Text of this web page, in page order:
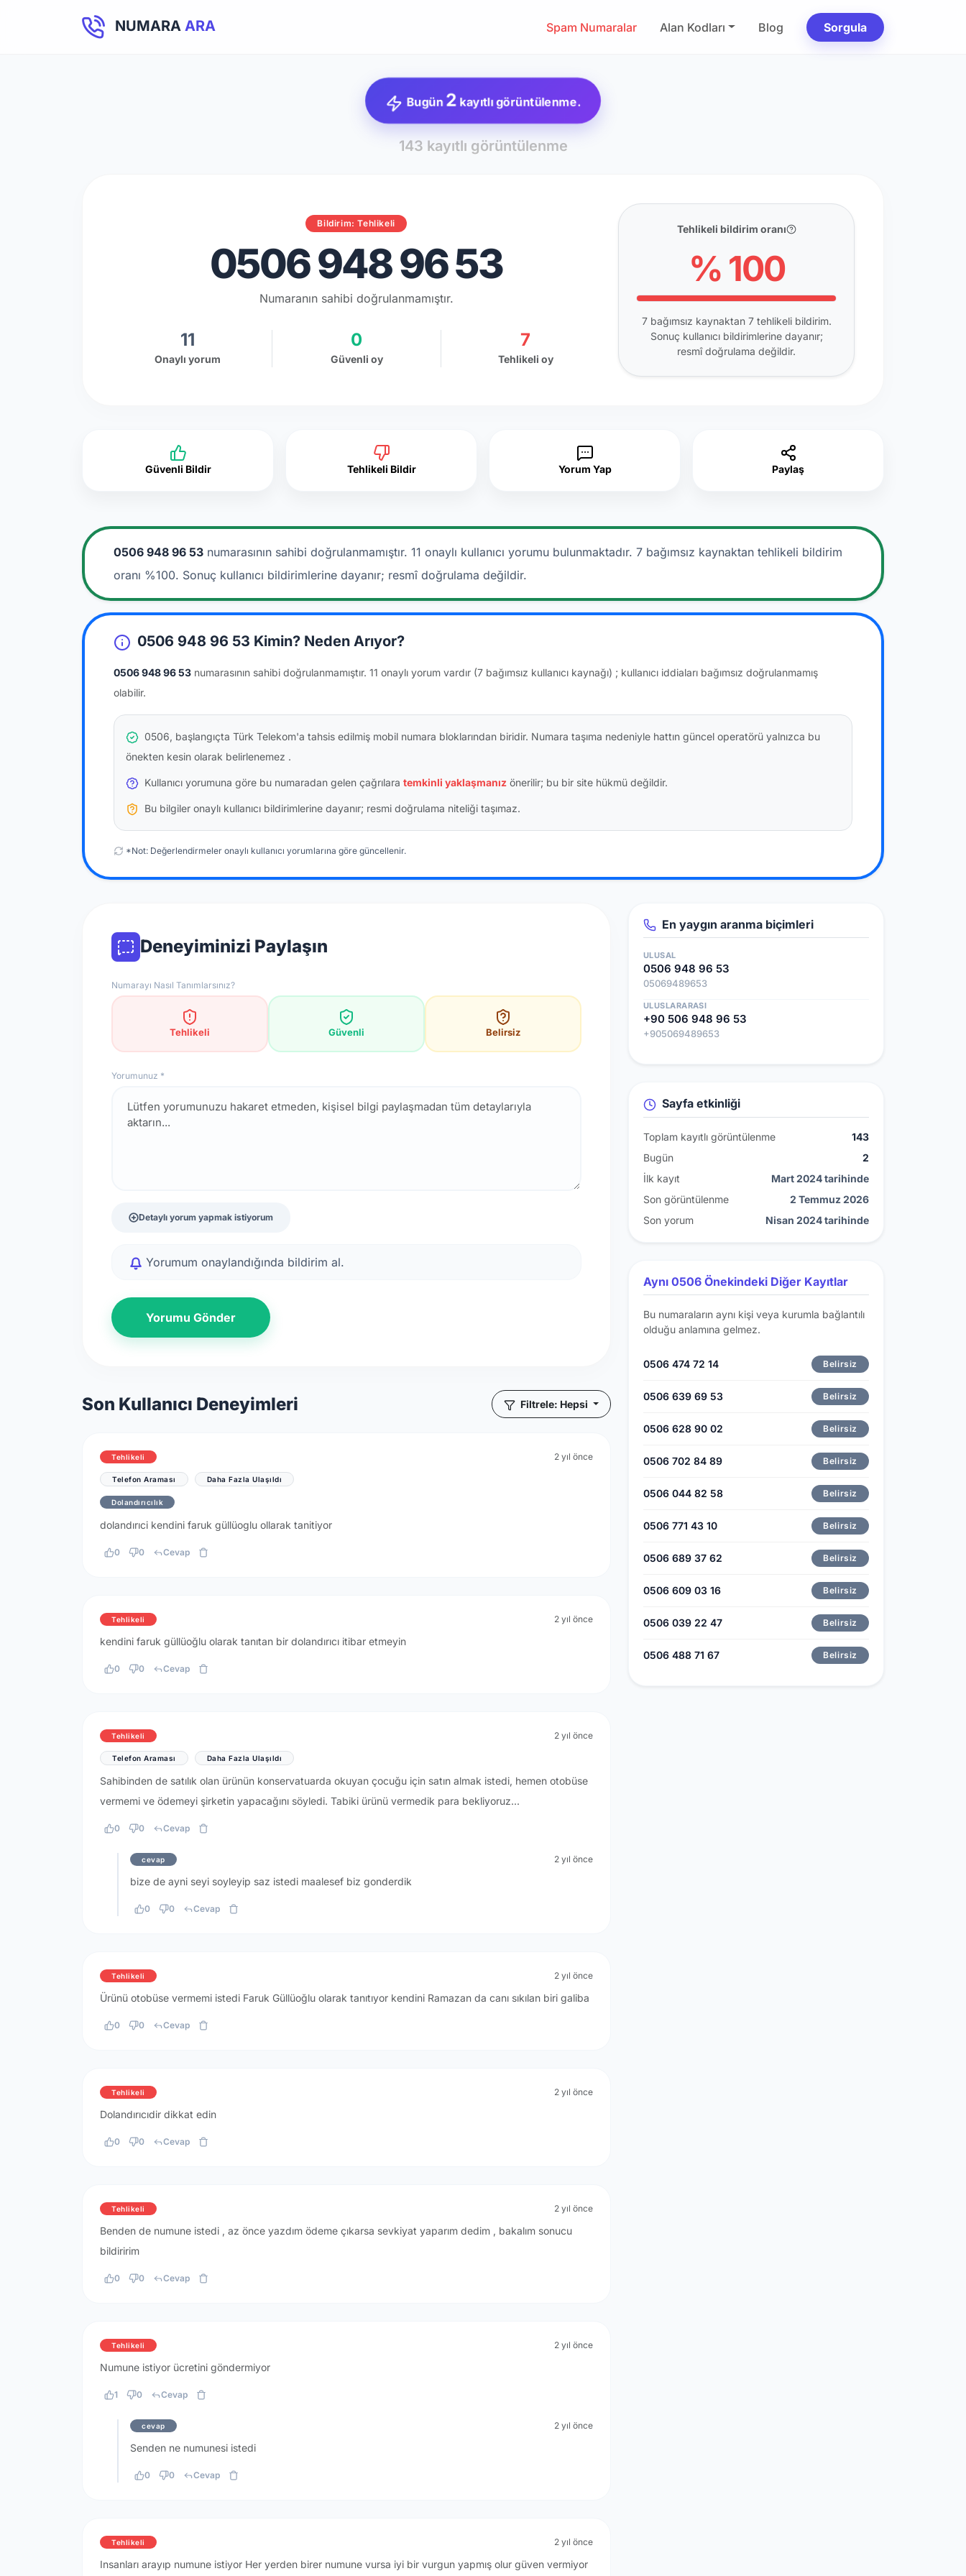
NUMARA ARA Spam Numaralar Alan Kodları Blog Sorgula
Bugün2kayıtlı görüntülenme.
143 kayıtlı görüntülenme
Bildirim: Tehlikeli
0506 948 96 53
Numaranın sahibi doğrulanmamıştır.
11
Onaylı yorum
0
Güvenli oy
7
Tehlikeli oy
Tehlikeli bildirim oranı
% 100
7 bağımsız kaynaktan 7 tehlikeli bildirim.
Sonuç kullanıcı bildirimlerine dayanır;
resmî doğrulama değildir.
Güvenli Bildir Tehlikeli Bildir Yorum Yap Paylaş
0506 948 96 53 numarasının sahibi doğrulanmamıştır. 11 onaylı kullanıcı yorumu bulunmaktadır. 7 bağımsız kaynaktan tehlikeli bildirim
oranı %100. Sonuç kullanıcı bildirimlerine dayanır; resmî doğrulama değildir.
0506 948 96 53 Kimin? Neden Arıyor?
0506 948 96 53 numarasının sahibi doğrulanmamıştır. 11 onaylı yorum vardır (7 bağımsız kullanıcı kaynağı) ; kullanıcı iddiaları bağımsız doğrulanmamış
olabilir.
0506, başlangıçta Türk Telekom'a tahsis edilmiş mobil numara bloklarından biridir. Numara taşıma nedeniyle hattın güncel operatörü yalnızca bu
önekten kesin olarak belirlenemez .
Kullanıcı yorumuna göre bu numaradan gelen çağrılara temkinli yaklaşmanız önerilir; bu bir site hükmü değildir.
Bu bilgiler onaylı kullanıcı bildirimlerine dayanır; resmi doğrulama niteliği taşımaz.
*Not: Değerlendirmeler onaylı kullanıcı yorumlarına göre güncellenir.
Deneyiminizi Paylaşın
Numarayı Nasıl Tanımlarsınız?
Tehlikeli Güvenli Belirsiz
Yorumunuz *
Detaylı yorum yapmak istiyorum
Yorumum onaylandığında bildirim al.
Yorumu Gönder
Son Kullanıcı Deneyimleri Filtrele: Hepsi
Tehlikeli 2 yıl önce
Telefon Araması Daha Fazla Ulaşıldı
Dolandırıcılık
dolandırıci kendini faruk güllüoglu ollarak tanitiyor
0 0 Cevap
Tehlikeli 2 yıl önce
kendini faruk güllüoğlu olarak tanıtan bir dolandırıcı itibar etmeyin
0 0 Cevap
Tehlikeli 2 yıl önce
Telefon Araması Daha Fazla Ulaşıldı
Sahibinden de satılık olan ürünün konservatuarda okuyan çocuğu için satın almak istedi, hemen otobüse
vermemi ve ödemeyi şirketin yapacağını söyledi. Tabiki ürünü vermedik para bekliyoruz...
0 0 Cevap
cevap 2 yıl önce
bize de ayni seyi soyleyip saz istedi maalesef biz gonderdik
0 0 Cevap
Tehlikeli 2 yıl önce
Ürünü otobüse vermemi istedi Faruk Güllüoğlu olarak tanıtıyor kendini Ramazan da canı sıkılan biri galiba
0 0 Cevap
Tehlikeli 2 yıl önce
Dolandırıcıdir dikkat edin
0 0 Cevap
Tehlikeli 2 yıl önce
Benden de numune istedi , az önce yazdım ödeme çıkarsa sevkiyat yaparım dedim , bakalım sonucu
bildiririm
0 0 Cevap
Tehlikeli 2 yıl önce
Numune istiyor ücretini göndermiyor
1 0 Cevap
cevap 2 yıl önce
Senden ne numunesi istedi
0 0 Cevap
Tehlikeli 2 yıl önce
Insanları arayıp numune istiyor Her yerden birer numune vursa iyi bir vurgun yapmış olur güven vermiyor
En yaygın aranma biçimleri
ULUSAL
0506 948 96 53
05069489653
ULUSLARARASI
+90 506 948 96 53
+905069489653
Sayfa etkinliği
Toplam kayıtlı görüntülenme
143
Bugün
2
İlk kayıt
Mart 2024 tarihinde
Son görüntülenme
2 Temmuz 2026
Son yorum
Nisan 2024 tarihinde
Aynı 0506 Önekindeki Diğer Kayıtlar
Bu numaraların aynı kişi veya kurumla bağlantılı
olduğu anlamına gelmez.
0506 474 72 14 Belirsiz
0506 639 69 53 Belirsiz
0506 628 90 02 Belirsiz
0506 702 84 89 Belirsiz
0506 044 82 58 Belirsiz
0506 771 43 10 Belirsiz
0506 689 37 62 Belirsiz
0506 609 03 16 Belirsiz
0506 039 22 47 Belirsiz
0506 488 71 67 Belirsiz